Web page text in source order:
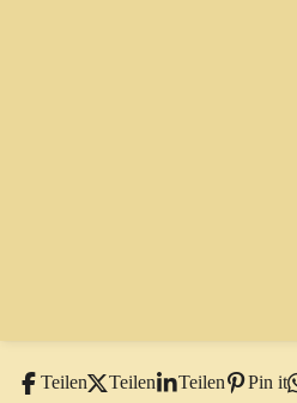
Teilen
Teilen Teilen Pin it